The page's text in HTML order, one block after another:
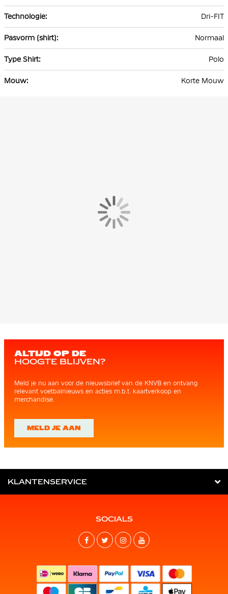
Dri-FIT
Normaal
Polo
Korte Mouw
ALTIJD OP DE
HOOGTE BLIJVEN?
Meld je nu aan voor de nieuwsbrief van de KNVB en ontvang
relevant voetbalnieuws en acties m.b.t. kaartverkoop en
merchandise.
MELD JE AAN
KLANTENSERVICE
SOCIALS